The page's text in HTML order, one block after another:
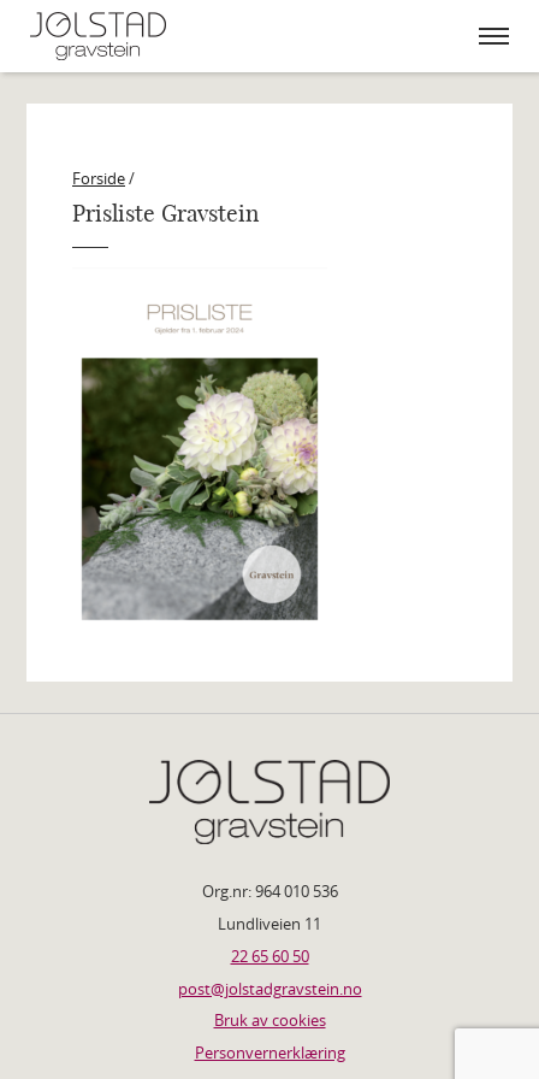
content
Forside/
Prisliste Gravstein
Org.nr: 964 010 536
Lundliveien 11
22 65 60 50
post@jolstadgravstein.no
Bruk av cookies
Personvernerklæring